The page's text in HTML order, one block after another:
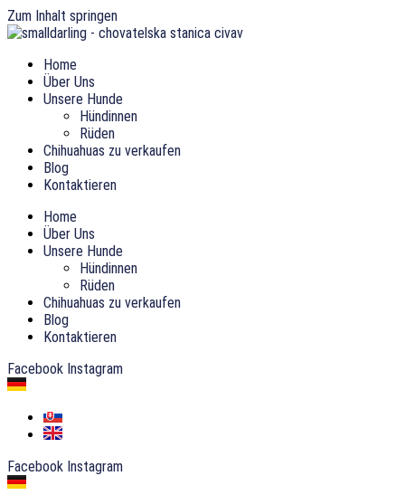
Zum Inhalt springen
Home
Über Uns
Unsere Hunde
Hündinnen
Rüden
Chihuahuas zu verkaufen
Blog
Kontaktieren
Home
Über Uns
Unsere Hunde
Hündinnen
Rüden
Chihuahuas zu verkaufen
Blog
Kontaktieren
Facebook Instagram
Facebook Instagram